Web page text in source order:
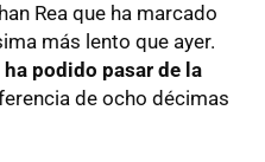
Rea que ha marcado
más lento que ayer.
podido pasar de la
de ocho décimas